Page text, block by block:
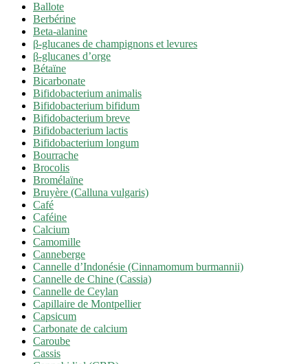
Ballote
Berbérine
Beta-alanine
β-glucanes de champignons et levures
β-glucanes d’orge
Bétaïne
Bicarbonate
Bifidobacterium animalis
Bifidobacterium bifidum
Bifidobacterium breve
Bifidobacterium lactis
Bifidobacterium longum
Bourrache
Brocolis
Bromélaïne
Bruyère (Calluna vulgaris)
Café
Caféine
Calcium
Camomille
Canneberge
Cannelle d’Indonésie (Cinnamomum burmannii)
Cannelle de Chine (Cassia)
Cannelle de Ceylan
Capillaire de Montpellier
Capsicum
Carbonate de calcium
Caroube
Cassis